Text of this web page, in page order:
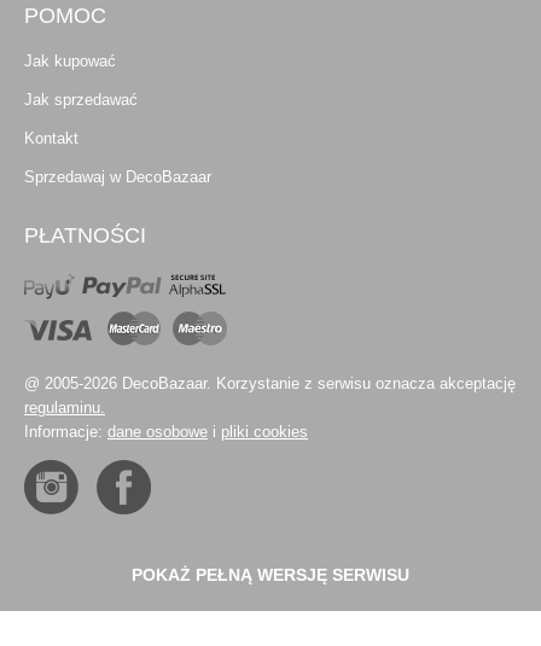
POMOC
Jak kupować
Jak sprzedawać
Kontakt
Sprzedawaj w DecoBazaar
PŁATNOŚCI
@ 2005-2026 DecoBazaar. Korzystanie z serwisu oznacza akceptację
regulaminu.
Informacje: dane osobowe i pliki cookies
POKAŻ PEŁNĄ WERSJĘ SERWISU